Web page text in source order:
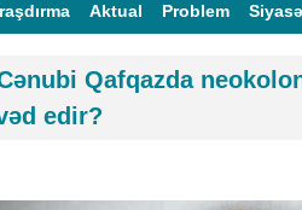
Aktual Problem
Qafqazda
edir?